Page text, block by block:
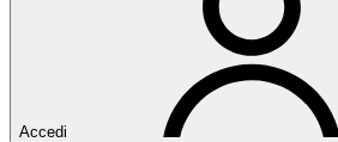
Accedi